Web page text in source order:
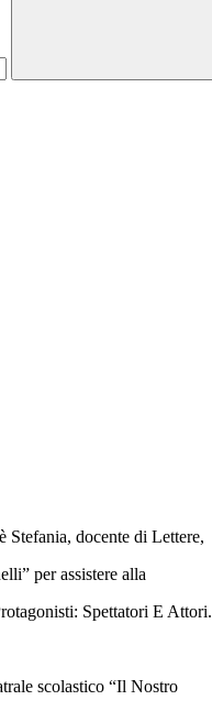
Stefania, docente di Lettere,
per assistere alla
Spettatori E Attori.
scolastico “Il Nostro